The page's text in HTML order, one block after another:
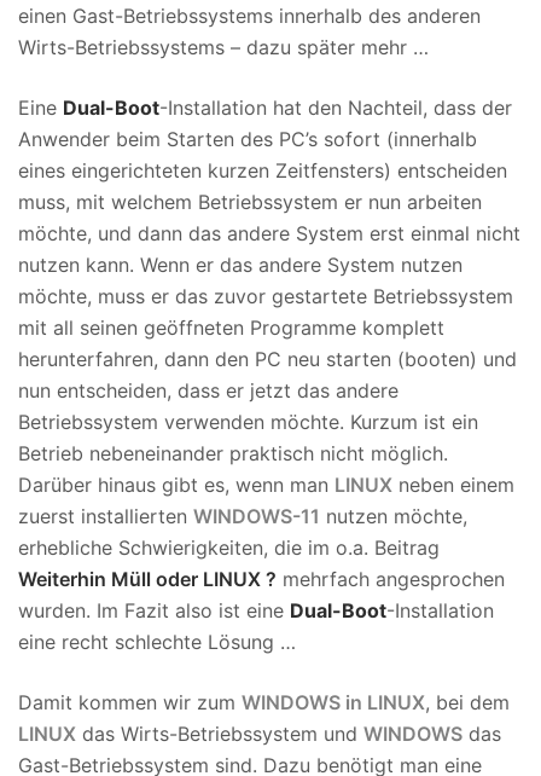
einen Gast-Betriebssystems innerhalb des anderen
Wirts-Betriebssystems – dazu später mehr …
Eine Dual-Boot-Installation hat den Nachteil, dass der
Anwender beim Starten des PC’s sofort (innerhalb
eines eingerichteten kurzen Zeitfensters) entscheiden
muss, mit welchem Betriebssystem er nun arbeiten
möchte, und dann das andere System erst einmal nicht
nutzen kann. Wenn er das andere System nutzen
möchte, muss er das zuvor gestartete Betriebssystem
mit all seinen geöffneten Programme komplett
herunterfahren, dann den PC neu starten (booten) und
nun entscheiden, dass er jetzt das andere
Betriebssystem verwenden möchte. Kurzum ist ein
Betrieb nebeneinander praktisch nicht möglich.
Darüber hinaus gibt es, wenn man LINUX neben einem
zuerst installierten WINDOWS-11 nutzen möchte,
erhebliche Schwierigkeiten, die im o.a. Beitrag
Weiterhin Müll oder LINUX ? mehrfach angesprochen
wurden. Im Fazit also ist eine Dual-Boot-Installation
eine recht schlechte Lösung …
Damit kommen wir zum WINDOWS in LINUX, bei dem
LINUX das Wirts-Betriebssystem und WINDOWS das
Gast-Betriebssystem sind. Dazu benötigt man eine